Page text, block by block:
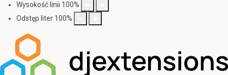
Wysokość linii 100%
Odstęp liter 100%